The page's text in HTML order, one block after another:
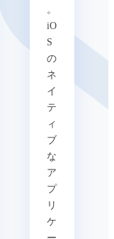
。
iO
S
の
ネ
イ
テ
ィ
ブ
な
ア
プ
リ
ケ